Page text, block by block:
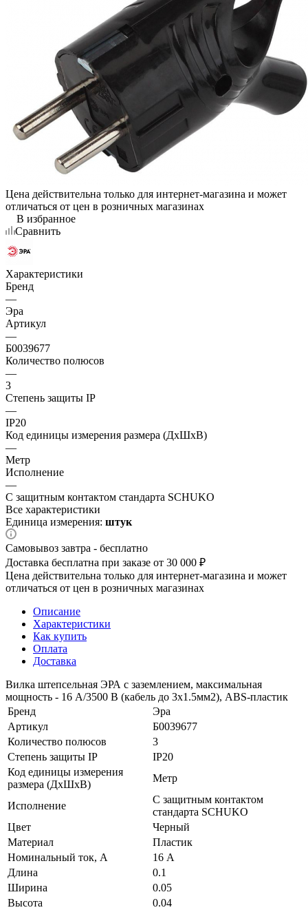
Цена действительна только для интернет-магазина и может
отличаться от цен в розничных магазинах
В избранное
Сравнить
Характеристики
Бренд
—
Эра
Артикул
—
Б0039677
Количество полюсов
—
3
Степень защиты IP
—
IP20
Код единицы измерения размера (ДхШхВ)
—
Метр
Исполнение
—
С защитным контактом стандарта SCHUKO
Все характеристики
Единица измерения: штук
Самовывоз завтра - бесплатно
Доставка бесплатна при заказе от 30 000 ₽
Цена действительна только для интернет-магазина и может
отличаться от цен в розничных магазинах
Описание
Характеристики
Как купить
Оплата
Доставка
Вилка штепсельная ЭРА с заземлением, максимальная
мощность - 16 A/3500 В (кабель до 3x1.5мм2), ABS-пластик
Бренд
Эра
Артикул
Б0039677
Количество полюсов
3
Степень защиты IP
IP20
Код единицы измерения
размера (ДхШхВ)
Метр
Исполнение
С защитным контактом
стандарта SCHUKO
Цвет
Черный
Материал
Пластик
Номинальный ток, А
16 А
Длина
0.1
Ширина
0.05
Высота
0.04